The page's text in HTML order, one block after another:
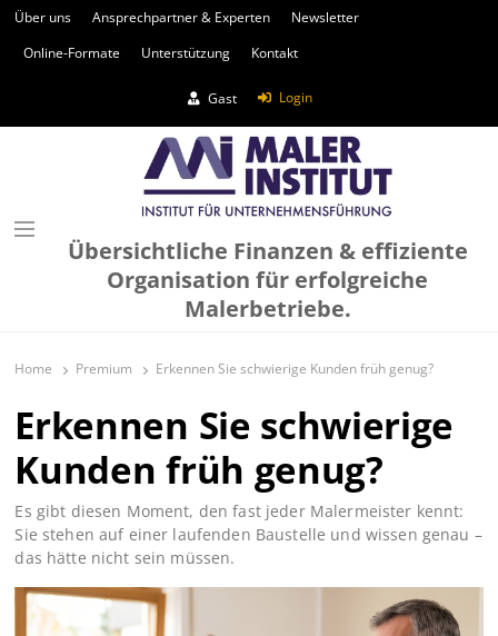
Über uns Ansprechpartner & Experten
Newsletter
Online-Formate
Unterstützung Kontakt
Gast Login
Übersichtliche Finanzen & effiziente
Organisation für erfolgreiche
Malerbetriebe.
Home Premium Erkennen Sie schwierige Kunden früh genug?
Erkennen Sie schwierige
Kunden früh genug?
Es gibt diesen Moment, den fast jeder Malermeister kennt:
Sie stehen auf einer laufenden Baustelle und wissen genau –
das hätte nicht sein müssen.